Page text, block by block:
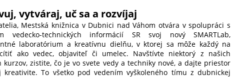
vytváraj, uč sa a rozvíjaj
Mestská knižnica v Dubnici nad Váhom otvára v spolupráci s
vedecko-technických informácií SR svoj nový SMARTLab,
laboratórium a kreatívnu dielňu, v ktorej sa môže každý na
ako vedec, objaviteľ či umelec. Navštívte niektorý z našich
kurzov, zistite, čo je vo svete vedy a techniky nové, a dajte priestor
kreativite. To všetko pod vedením vyškoleného tímu z dubnickej